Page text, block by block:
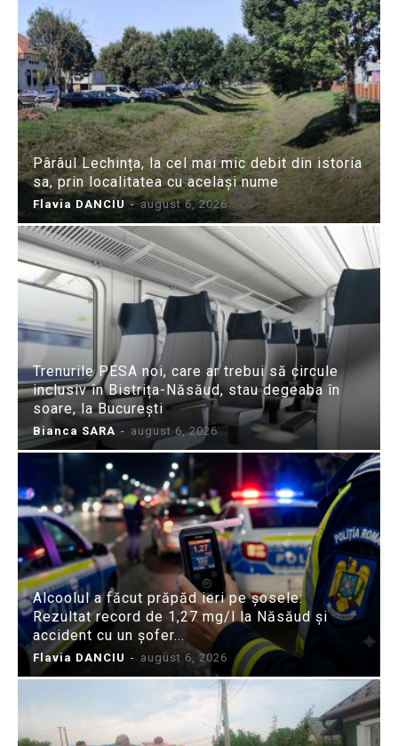
Pârâul Lechința, la cel mai mic debit din istoria
sa, prin localitatea cu același nume
Flavia DANCIU - august 6, 2026
Trenurile PESA noi, care ar trebui să circule
inclusiv în Bistrița-Năsăud, stau degeaba în
soare, la București
Bianca SARA - august 6, 2026
Alcoolul a făcut prăpăd ieri pe șosele:
Rezultat record de 1,27 mg/l la Năsăud și
accident cu un șofer...
Flavia DANCIU - august 6, 2026